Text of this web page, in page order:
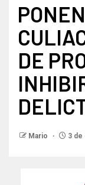
DE
Mario 3 de